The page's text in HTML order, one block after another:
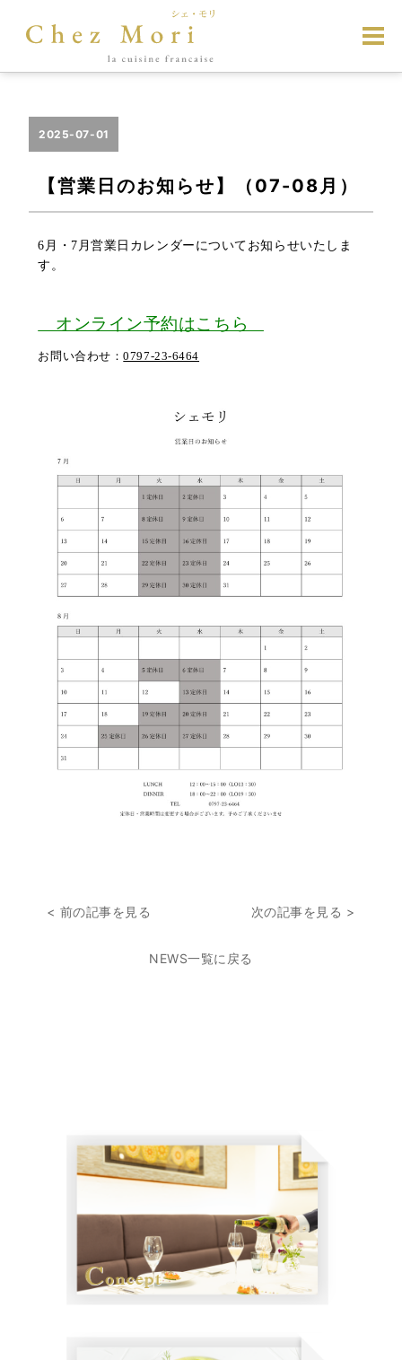
2025-07-01
【営業日のお知らせ】（07-08月）
6月・7月営業日カレンダーについてお知らせいたしま
す。
オンライン予約はこちら
お問い合わせ：0797-23-6464
< 前の記事を見る 次の記事を見る >
NEWS一覧に戻る